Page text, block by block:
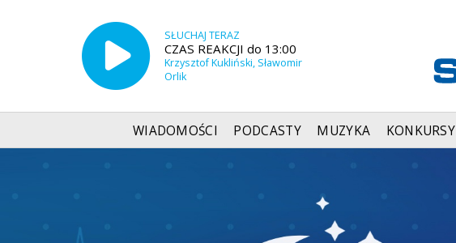
SŁUCHAJ TERAZ
CZAS REAKCJI do 13:00
Krzysztof Kukliński, Sławomir
Orlik
WIADOMOŚCI PODCASTY MUZYKA KONKURSY